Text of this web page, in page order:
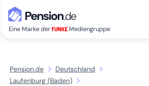
Eine Marke der Mediengruppe
Pension.de
Deutschland
Laufenburg (Baden)